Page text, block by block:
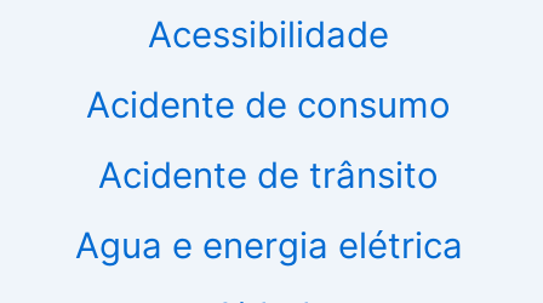
Acessibilidade
Acidente de consumo
Acidente de trânsito
Agua e energia elétrica